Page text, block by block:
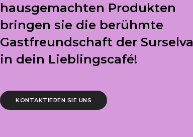
hausgemachten Produkten
bringen sie die berühmte
Gastfreundschaft der Surselva
in dein Lieblingscafé!
KONTAKTIEREN SIE UNS